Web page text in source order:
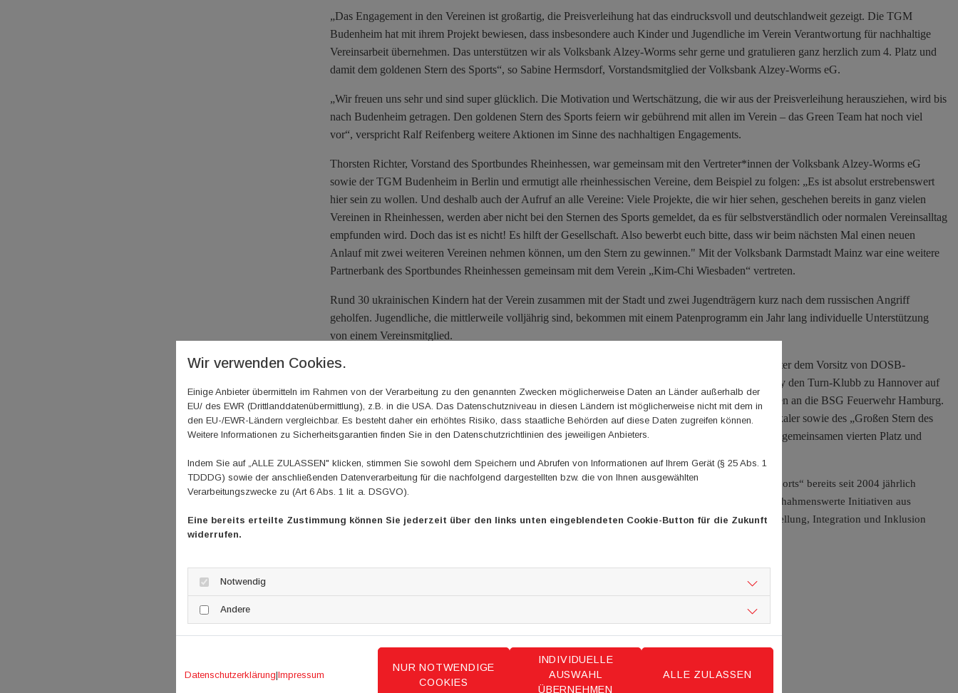
„Das Engagement in den Vereinen ist großartig, die Preisverleihung hat das eindrucksvoll und deutschlandweit gezeigt. Die TGM
Budenheim hat mit ihrem Projekt bewiesen, dass insbesondere auch Kinder und Jugendliche im Verein Verantwortung für nachhaltige
Vereinsarbeit übernehmen. Das unterstützen wir als Volksbank Alzey-Worms sehr gerne und gratulieren ganz herzlich zum 4. Platz und
damit dem goldenen Stern des Sports“, so Sabine Hermsdorf, Vorstandsmitglied der Volksbank Alzey-Worms eG.
„Wir freuen uns sehr und sind super glücklich. Die Motivation und Wertschätzung, die wir aus der Preisverleihung herausziehen, wird bis
nach Budenheim getragen. Den goldenen Stern des Sports feiern wir gebührend mit allen im Verein – das Green Team hat noch viel
vor“, verspricht Ralf Reifenberg weitere Aktionen im Sinne des nachhaltigen Engagements.
Thorsten Richter, Vorstand des Sportbundes Rheinhessen, war gemeinsam mit den Vertreter*innen der Volksbank Alzey-Worms eG
sowie der TGM Budenheim in Berlin und ermutigt alle rheinhessischen Vereine, dem Beispiel zu folgen: „Es ist absolut erstrebenswert
hier sein zu wollen. Und deshalb auch der Aufruf an alle Vereine: Viele Projekte, die wir hier sehen, geschehen bereits in ganz vielen
Vereinen in Rheinhessen, werden aber nicht bei den Sternen des Sports gemeldet, da es für selbstverständlich oder normalen Vereinsalltag
empfunden wird. Doch das ist es nicht! Es hilft der Gesellschaft. Also bewerbt euch bitte, dass wir beim nächsten Mal einen neuen
Anlauf mit zwei weiteren Vereinen nehmen können, um den Stern zu gewinnen." Mit der Volksbank Darmstadt Mainz war eine weitere
Partnerbank des Sportbundes Rheinhessen gemeinsam mit dem Verein „Kim-Chi Wiesbaden“ vertreten.
Rund 30 ukrainischen Kindern hat der Verein zusammen mit der Stadt und zwei Jugendträgern kurz nach dem russischen Angriff
geholfen. Jugendliche, die mittlerweile volljährig sind, bekommen mit einem Patenprogramm ein Jahr lang individuelle Unterstützung
von einem Vereinsmitglied.
Die Entscheidung über den Bundessieg bei den „Sternen des Sports“ 2023 traf eine Expertenjury unter dem Vorsitz von DOSB-
Vizepräsidentin Kerstin Holze. Hinter dem siegreichen LAC Eichsfeld aus Thüringen wählte die Jury den Turn-Klubb zu Hannover auf
den zweiten Platz und mit einem Preisgeld von 7.500 Euro bedacht. Rang drei und 5.000 Euro gingen an die BSG Feuerwehr Hamburg.
Insgesamt hatten 17 Vereine – jeweils als Gewinner des „Großen Stern des Sports“ in Bronze auf lokaler sowie des „Großen Stern des
Sports“ in Silber auf Landesebene – die Chance auf Gold. Die 14 weiteren Finalisten teilen sich den gemeinsamen vierten Platz und
Der DOSB und die Volksbanken und Raiffeisenbanken würdigen mit dem Wettbewerb „Sterne des Sports“ bereits seit 2004 jährlich
außergewöhnliche gesellschaftliche Aktivitäten in Sportvereinen. Zum insgesamt 20. Mal wurden nachahmenswerte Initiativen aus
Bereichen wie Bildung und Qualifikation, Ehrenamtsförderung, Gesundheit und Prävention, Gleichstellung, Integration und Inklusion
Wir verwenden Cookies.
Einige Anbieter übermitteln im Rahmen von der Verarbeitung zu den genannten Zwecken möglicherweise Daten an Länder außerhalb der
EU/ des EWR (Drittlanddatenübermittlung), z.B. in die USA. Das Datenschutzniveau in diesen Ländern ist möglicherweise nicht mit dem in
den EU-/EWR-Ländern vergleichbar. Es besteht daher ein erhöhtes Risiko, dass staatliche Behörden auf diese Daten zugreifen können.
Weitere Informationen zu Sicherheitsgarantien finden Sie in den Datenschutzrichtlinien des jeweiligen Anbieters.
Indem Sie auf „ALLE ZULASSEN" klicken, stimmen Sie sowohl dem Speichern und Abrufen von Informationen auf Ihrem Gerät (§ 25 Abs. 1
TDDDG) sowie der anschließenden Datenverarbeitung für die nachfolgend dargestellten bzw. die von Ihnen ausgewählten
Verarbeitungszwecke zu (Art 6 Abs. 1 lit. a. DSGVO).
Eine bereits erteilte Zustimmung können Sie jederzeit über den links unten eingeblendeten Cookie-Button für die Zukunft
widerrufen.
Notwendig
Andere
Datenschutzerklärung|Impressum
NUR NOTWENDIGE
COOKIES
INDIVIDUELLE
AUSWAHL
ÜBERNEHMEN
ALLE ZULASSEN